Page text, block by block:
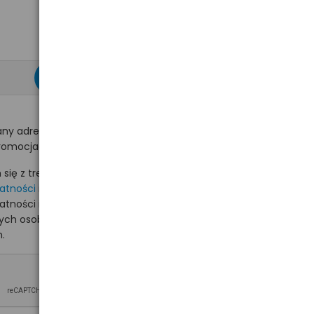
adres e-mail
na hurt.com.pl.
z treścią i akceptuję
i wyrażam zgodę
osobowych na